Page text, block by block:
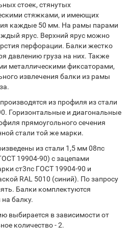
стоек, стянутых
стяжками, и имеющих
каждые 50 мм. На рамы парами
ярус. Верхний ярус можно
перфорации. Балки жестко
давлению груза на них. Также
металлическими фиксаторами,
извлечения балки из рамы
из профиля из стали
Горизонтальные и диагональные
прямоугольного сечения
стали той же марки.
из стали 1,5 мм 08пс
19904-90) с зацепами
ст3пс ГОСТ 19904-90 и
RAL 5010 (синий). По запросу
Балки комплектуются
балку.
выбирается в зависимости от
количество - 2.